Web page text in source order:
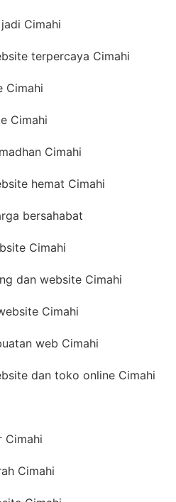
Cimahi
terpercaya Cimahi
Cimahi
Cimahi
Cimahi
hemat Cimahi
bersahabat
Cimahi
dan website Cimahi
Cimahi
web Cimahi
dan toko online Cimahi
Cimahi
Cimahi